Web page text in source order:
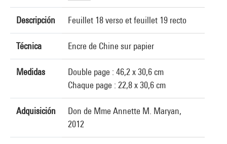
Descripción Feuillet 18 verso et feuillet 19 recto
Técnica Encre de Chine sur papier
Medidas
Double page : 46,2 x 30,6 cm
Chaque page : 22,8 x 30,6 cm
Adquisición
Don de Mme Annette M. Maryan,
2012